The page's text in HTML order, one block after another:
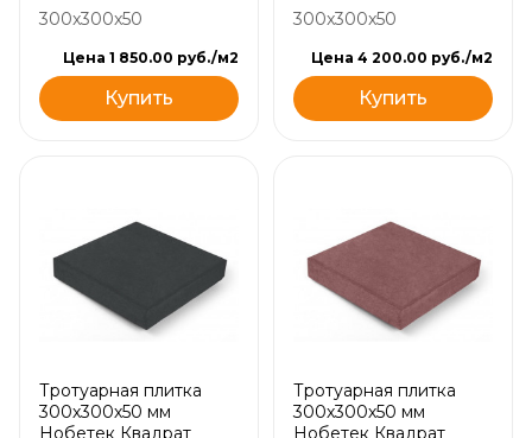
300x300x50
Цена 1 850.00 руб./м2
Купить
300x300x50
Цена 4 200.00 руб./м2
Купить
Тротуарная плитка
300х300х50 мм
Нобетек Квадрат
Тротуарная плитка
300х300х50 мм
Нобетек Квадрат